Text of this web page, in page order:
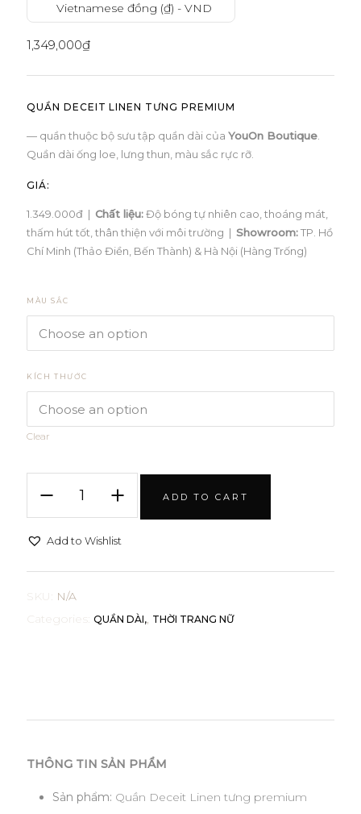
Vietnamese đồng (₫) - VND
1,349,000₫
QUẦN DECEIT LINEN TƯNG PREMIUM
— quần thuộc bộ sưu tập quần dài của YouOn Boutique.
Quần dài ống loe, lưng thun, màu sắc rực rỡ.
GIÁ:
1.349.000đ | Chất liệu:Độ bóng tự nhiên cao, thoáng mát,
thấm hút tốt, thân thiện với môi trường | Showroom:TP. Hồ
Chí Minh (Thảo Điền, Bến Thành) & Hà Nội (Hàng Trống)
MÀU SẮC
KÍCH THƯỚC
Clear
Deceit
quantity
ADD TO CART
Add to Wishlist
SKU: N/A
Categories: QUẦN DÀI , THỜI TRANG NỮ
THÔNG TIN SẢN PHẨM
Sản phẩm: Quần Deceit Linen tưng premium